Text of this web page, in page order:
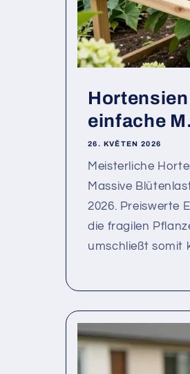
einfache
26. KVĚTEN 2026
Meisterliche
Massive
2026. Preiswerte
die fragilen
umschließt somit